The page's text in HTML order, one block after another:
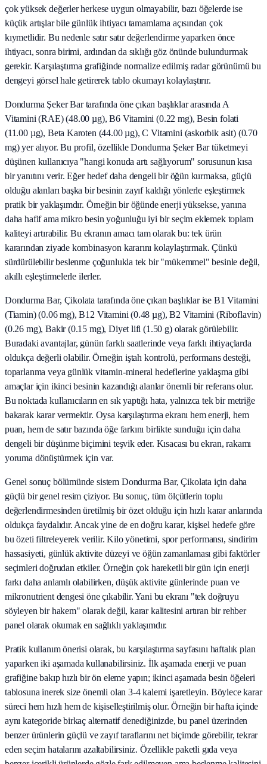
çok yüksek değerler herkese uygun olmayabilir, bazı öğelerde ise
küçük artışlar bile günlük ihtiyacı tamamlama açısından çok
kıymetlidir. Bu nedenle satır satır değerlendirme yaparken önce
ihtiyacı, sonra birimi, ardından da sıklığı göz önünde bulundurmak
gerekir. Karşılaştırma grafiğinde normalize edilmiş radar görünümü bu
dengeyi görsel hale getirerek tablo okumayı kolaylaştırır.
Dondurma Şeker Bar tarafında öne çıkan başlıklar arasında A
Vitamini (RAE) (48.00 µg), B6 Vitamini (0.22 mg), Besin folati
(11.00 µg), Beta Karoten (44.00 µg), C Vitamini (askorbik asit) (0.70
mg) yer alıyor. Bu profil, özellikle Dondurma Şeker Bar tüketmeyi
düşünen kullanıcıya "hangi konuda artı sağlıyorum" sorusunun kısa
bir yanıtını verir. Eğer hedef daha dengeli bir öğün kurmaksa, güçlü
olduğu alanları başka bir besinin zayıf kaldığı yönlerle eşleştirmek
pratik bir yaklaşımdır. Örneğin bir öğünde enerji yüksekse, yanına
daha hafif ama mikro besin yoğunluğu iyi bir seçim eklemek toplam
kaliteyi artırabilir. Bu ekranın amacı tam olarak bu: tek ürün
kararından ziyade kombinasyon kararını kolaylaştırmak. Çünkü
sürdürülebilir beslenme çoğunlukla tek bir "mükemmel" besinle değil,
akıllı eşleştirmelerle ilerler.
Dondurma Bar, Çikolata tarafında öne çıkan başlıklar ise B1 Vitamini
(Tiamin) (0.06 mg), B12 Vitamini (0.48 µg), B2 Vitamini (Riboflavin)
(0.26 mg), Bakir (0.15 mg), Diyet lifi (1.50 g) olarak görülebilir.
Buradaki avantajlar, günün farklı saatlerinde veya farklı ihtiyaçlarda
oldukça değerli olabilir. Örneğin iştah kontrolü, performans desteği,
toparlanma veya günlük vitamin-mineral hedeflerine yaklaşma gibi
amaçlar için ikinci besinin kazandığı alanlar önemli bir referans olur.
Bu noktada kullanıcıların en sık yaptığı hata, yalnızca tek bir metriğe
bakarak karar vermektir. Oysa karşılaştırma ekranı hem enerji, hem
puan, hem de satır bazında öğe farkını birlikte sunduğu için daha
dengeli bir düşünme biçimini teşvik eder. Kısacası bu ekran, rakamı
yoruma dönüştürmek için var.
Genel sonuç bölümünde sistem Dondurma Bar, Çikolata için daha
güçlü bir genel resim çiziyor. Bu sonuç, tüm ölçütlerin toplu
değerlendirmesinden üretilmiş bir özet olduğu için hızlı karar anlarında
oldukça faydalıdır. Ancak yine de en doğru karar, kişisel hedefe göre
bu özeti filtreleyerek verilir. Kilo yönetimi, spor performansı, sindirim
hassasiyeti, günlük aktivite düzeyi ve öğün zamanlaması gibi faktörler
seçimleri doğrudan etkiler. Örneğin çok hareketli bir gün için enerji
farkı daha anlamlı olabilirken, düşük aktivite günlerinde puan ve
mikronutrient dengesi öne çıkabilir. Yani bu ekranı "tek doğruyu
söyleyen bir hakem" olarak değil, karar kalitesini artıran bir rehber
panel olarak okumak en sağlıklı yaklaşımdır.
Pratik kullanım önerisi olarak, bu karşılaştırma sayfasını haftalık plan
yaparken iki aşamada kullanabilirsiniz. İlk aşamada enerji ve puan
grafiğine bakıp hızlı bir ön eleme yapın; ikinci aşamada besin öğeleri
tablosuna inerek size önemli olan 3-4 kalemi işaretleyin. Böylece karar
süreci hem hızlı hem de kişiselleştirilmiş olur. Örneğin bir hafta içinde
aynı kategoride birkaç alternatif denediğinizde, bu panel üzerinden
benzer ürünlerin güçlü ve zayıf taraflarını net biçimde görebilir, tekrar
eden seçim hatalarını azaltabilirsiniz. Özellikle paketli gıda veya